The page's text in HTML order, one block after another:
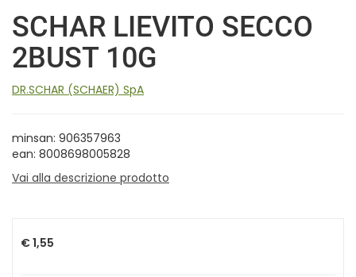
SCHAR LIEVITO SECCO
2BUST 10G
DR.SCHAR (SCHAER) SpA
minsan: 906357963
ean: 8008698005828
Vai alla descrizione prodotto
Prezzo
€ 1,55